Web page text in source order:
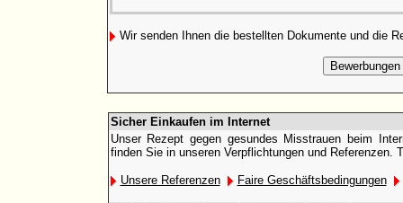
Wir senden Ihnen die bestellten Dokumente und die
Sicher Einkaufen im Internet
Unser Rezept gegen gesundes Misstrauen beim
finden Sie in unseren Verpflichtungen und Referenzen.
Unsere Referenzen Faire Geschäftsbedingungen